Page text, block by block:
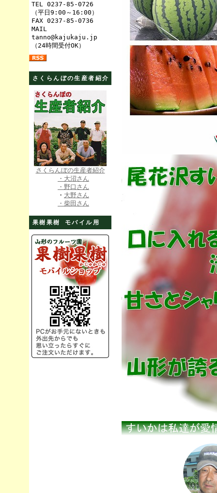
TEL 0237-85-0726
（平日9:00～16:00）
FAX 0237-85-0736
MAIL
tanno@kajukaju.jp
（24時間受付OK）
さくらんぼの生産者紹介
さくらんぼの生産者紹介
・大沼さん
・野口さん
・ 大野さん
・柴田さん
果樹果樹 モバイル用